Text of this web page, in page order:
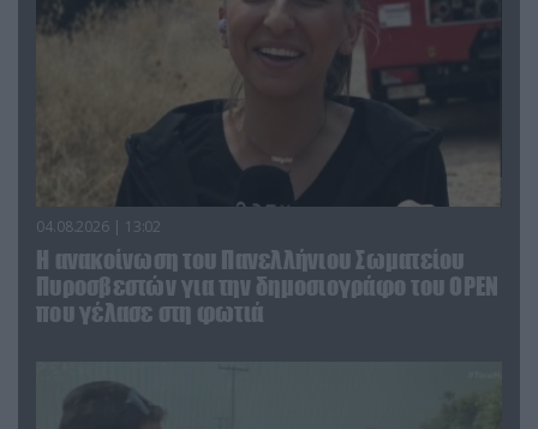
04.08.2026 | 13:02
Η ανακοίνωση του Πανελλήνιου Σωματείου
Πυροσβεστών για την δημοσιογράφο του OPEN
που γέλασε στη φωτιά